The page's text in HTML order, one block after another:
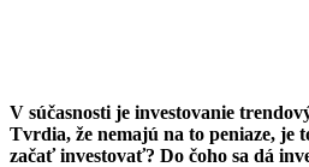
V súčasnosti je investovanie
Tvrdia, že nemajú na to peniaze, je
začať investovať? Do čoho sa dá